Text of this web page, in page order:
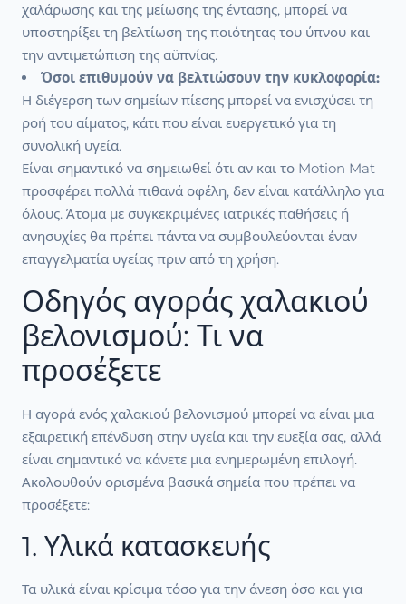
χαλάρωσης και της μείωσης της έντασης, μπορεί να
υποστηρίξει τη βελτίωση της ποιότητας του ύπνου και
την αντιμετώπιση της αϋπνίας.
Όσοι επιθυμούν να βελτιώσουν την κυκλοφορία:
Η διέγερση των σημείων πίεσης μπορεί να ενισχύσει τη
ροή του αίματος, κάτι που είναι ευεργετικό για τη
συνολική υγεία.
Είναι σημαντικό να σημειωθεί ότι αν και το Motion Mat
προσφέρει πολλά πιθανά οφέλη, δεν είναι κατάλληλο για
όλους. Άτομα με συγκεκριμένες ιατρικές παθήσεις ή
ανησυχίες θα πρέπει πάντα να συμβουλεύονται έναν
επαγγελματία υγείας πριν από τη χρήση.
Οδηγός αγοράς χαλακιού
βελονισμού: Τι να
προσέξετε
Η αγορά ενός χαλακιού βελονισμού μπορεί να είναι μια
εξαιρετική επένδυση στην υγεία και την ευεξία σας, αλλά
είναι σημαντικό να κάνετε μια ενημερωμένη επιλογή.
Ακολουθούν ορισμένα βασικά σημεία που πρέπει να
προσέξετε:
1. Υλικά κατασκευής
Τα υλικά είναι κρίσιμα τόσο για την άνεση όσο και για